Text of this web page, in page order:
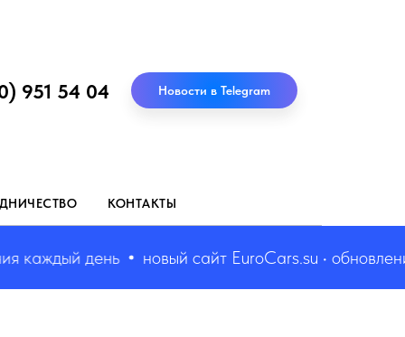
951 54 04 Новости в Telegram
КОНТАКТЫ
день новый сайт EuroCars.su • обновления